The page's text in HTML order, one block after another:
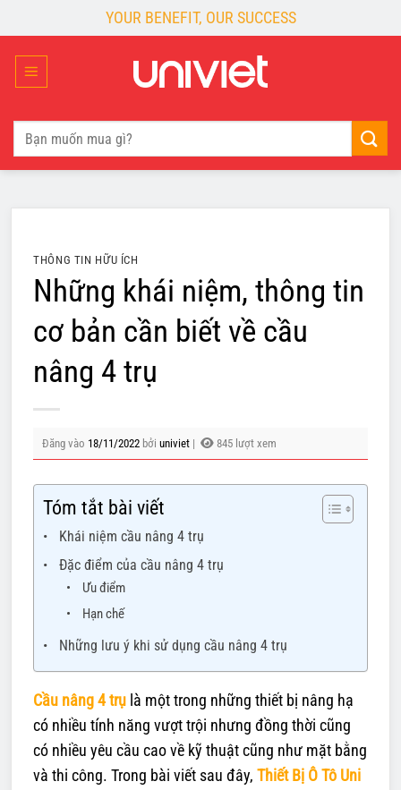
to
content
YOUR BENEFIT, OUR SUCCESS
Tìm
kiếm:
THÔNG TIN HỮU ÍCH
Những khái niệm, thông tin
cơ bản cần biết về cầu
nâng 4 trụ
Đăng vào 18/11/2022 bởi univiet | 845 lượt xem
Tóm tắt bài viết
Khái niệm cầu nâng 4 trụ
Đặc điểm của cầu nâng 4 trụ
Ưu điểm
Hạn chế
Những lưu ý khi sử dụng cầu nâng 4 trụ
Cầu nâng 4 trụ là một trong những thiết bị nâng hạ
có nhiều tính năng vượt trội nhưng đồng thời cũng
có nhiều yêu cầu cao về kỹ thuật cũng như mặt bằng
và thi công. Trong bài viết sau đây, Thiết Bị Ô Tô Uni